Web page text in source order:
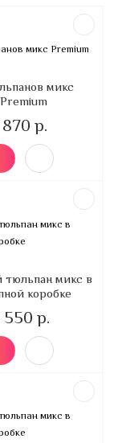
микс
Premium
870 р.
тюльпан микс в
коробке
550 р.